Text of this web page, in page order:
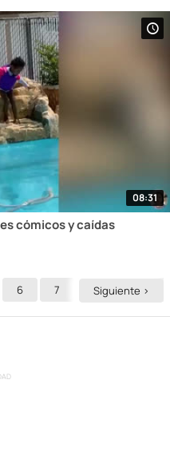
08:31
cómicos y caídas
6 7 8 9
Siguiente >